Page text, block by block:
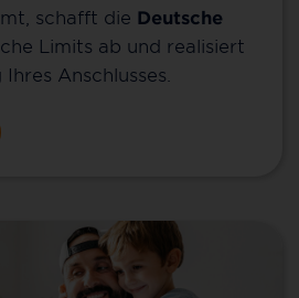
schafft die Deutsche
Limits ab und realisiert
Anschlusses.